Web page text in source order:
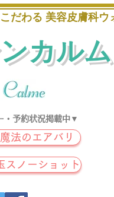
だわる 美容皮膚科
カルム
法のエアバリ
・予約状況掲載中▼
スノーショット